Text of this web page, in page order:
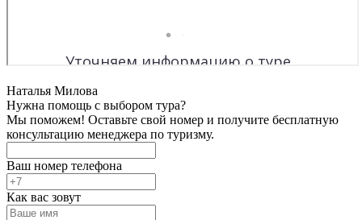
Наталья Милова
Нужна помощь с выбором тура?
Мы поможем! Оставьте свой номер и получите бесплатную
консультацию менеджера по туризму.
Ваш номер телефона
Как вас зовут